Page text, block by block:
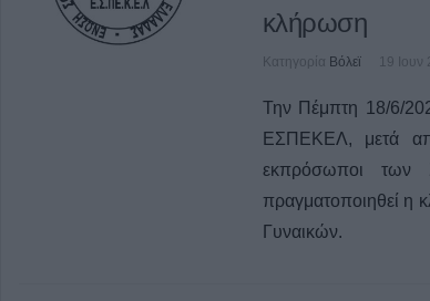
κλήρωση
Κατηγορία Βόλεϊ 19 Ιουν
Την Πέμπτη 18/6/
ΕΣΠΕΚΕΛ, μετά
εκπρόσωποι των
πραγματοποιηθεί η
Γυναικών.